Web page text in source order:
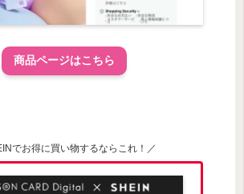
商品ページはこちら
でお得に買い物するならこれ！／